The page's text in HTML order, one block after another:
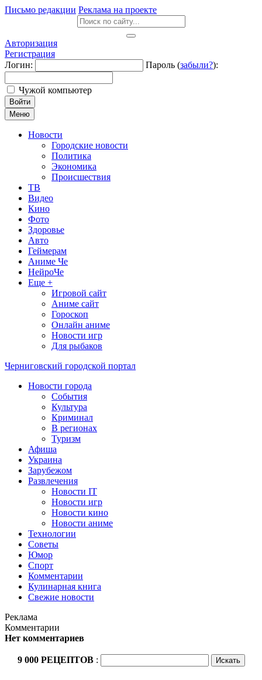
Письмо редакции Реклама на проекте
Авторизация
Регистрация
Логин:
Пароль (забыли?):
Чужой компьютер
Войти
Меню
Новости
Городские новости
Политика
Экономика
Происшествия
ТВ
Видео
Кино
Фото
Здоровье
Авто
Геймерам
Аниме Че
НейроЧе
Еще +
Игровой сайт
Аниме сайт
Гороскоп
Онлайн аниме
Новости игр
Для рыбаков
Черниговский городской портал
Новости города
События
Культура
Криминал
В регионах
Туризм
Афиша
Украина
Зарубежом
Развлечения
Новости IT
Новости игр
Новости кино
Новости аниме
Технологии
Советы
Юмор
Спорт
Комментарии
Кулинарная книга
Свежие новости
Реклама
Комментарии
Нет комментариев
9 000 РЕЦЕПТОВ :